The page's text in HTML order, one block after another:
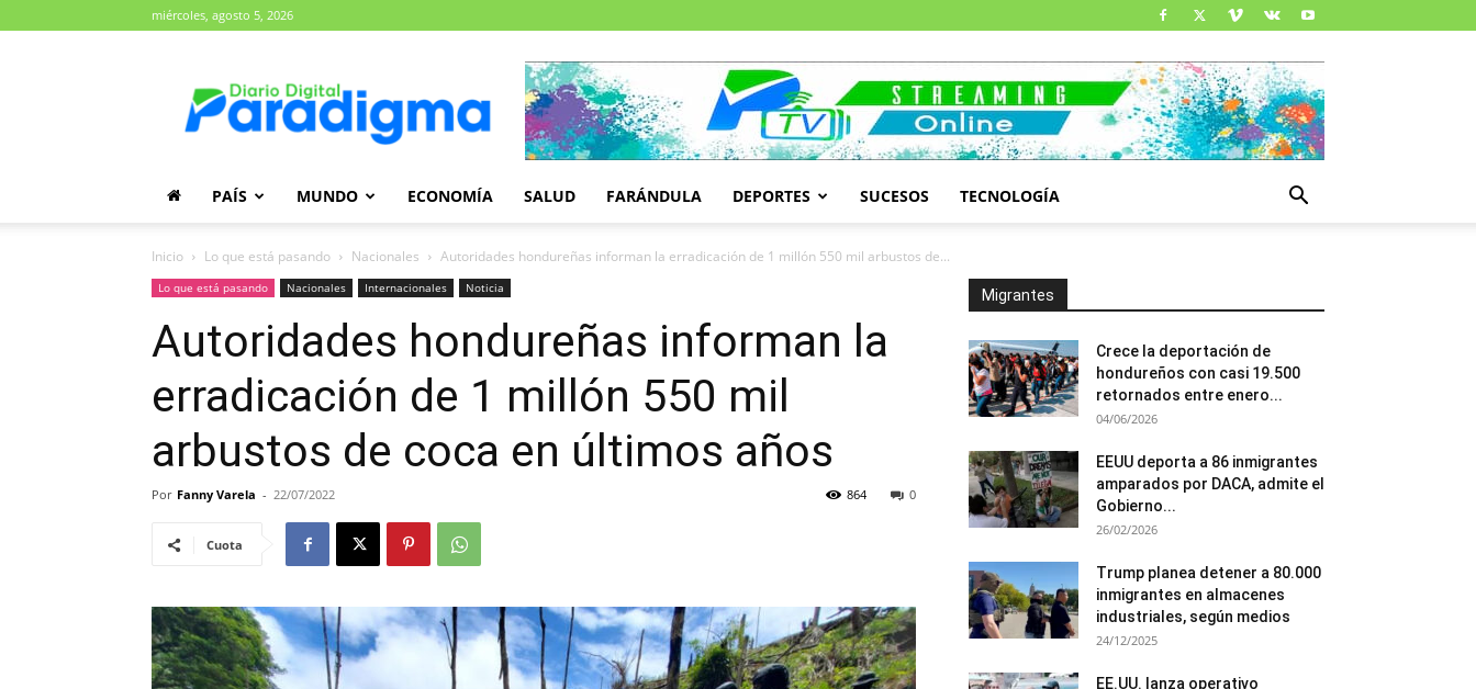
miércoles, agosto 5, 2026
Paradigma
PAÍS MUNDO ECONOMÍA SALUD FARÁNDULA DEPORTES SUCESOS TECNOLOGÍA
Inicio Lo que está pasando Nacionales Autoridades hondureñas informan la erradicación de 1 millón 550 mil arbustos de...
Lo que está pasando Nacionales Internacionales Noticia
Autoridades hondureñas informan la
erradicación de 1 millón 550 mil
arbustos de coca en últimos años
Por Fanny Varela - 22/07/2022 0
864
Cuota
Migrantes
Crece la deportación de
hondureños con casi 19.500
retornados entre enero...
04/06/2026
EEUU deporta a 86 inmigrantes
amparados por DACA, admite el
Gobierno...
26/02/2026
Trump planea detener a 80.000
inmigrantes en almacenes
industriales, según medios
24/12/2025
EE.UU. lanza operativo